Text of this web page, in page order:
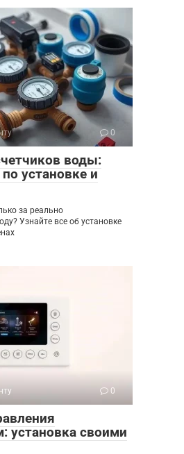
0
воды:
установке и
за реально
Узнайте все об установке
0
установка своими